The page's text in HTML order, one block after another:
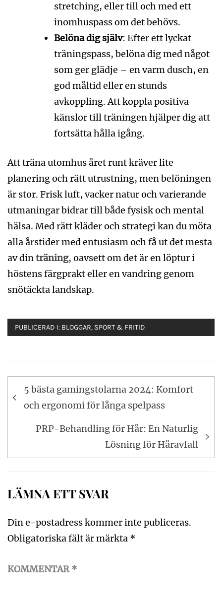
stretching, eller till och med ett
inomhuspass om det behövs.
Belöna dig själv: Efter ett lyckat
träningspass, belöna dig med något
som ger glädje – en varm dusch, en
god måltid eller en stunds
avkoppling. Att koppla positiva
känslor till träningen hjälper dig att
fortsätta hålla igång.
Att träna utomhus året runt kräver lite
planering och rätt utrustning, men belöningen
är stor. Frisk luft, vacker natur och varierande
utmaningar bidrar till både fysisk och mental
hälsa. Med rätt kläder och strategi kan du möta
alla årstider med entusiasm och få ut det mesta
av dinträning, oavsett om det är en löptur i
höstens färgprakt eller en vandring genom
snötäckta landskap.
PUBLICERAD I: BLOGGAR, SPORT & FRITID
Inläggsnavigering
5 bästa gamingstolarna 2024: Komfort
och ergonomi för långa spelpass
PRP-Behandling för Hår: En Naturlig
Lösning för Håravfall
LÄMNA ETT SVAR
Din e-postadress kommer inte publiceras.
Obligatoriska fält är märkta *
KOMMENTAR*